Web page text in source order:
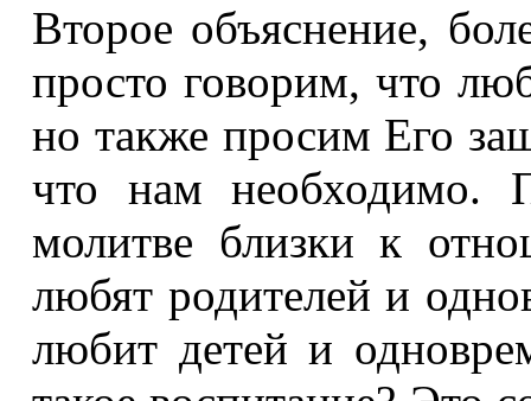
Второе объяснение,
просто говорим, что
но также просим Его
что нам необходимо.
молитве близки к
любят родителей и
любит детей и